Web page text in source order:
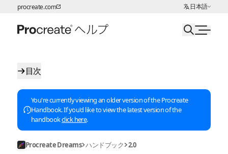
ページコンテンツへスキップ
procreate.com 日本語
言語の選択:
目次
You're currently viewing an older version of the Procreate
Handbook. If you'd like to view the latest version of the
handbookclick here.
Procreate Dreams ハンドブック 2.0